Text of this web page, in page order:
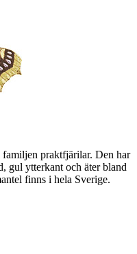
familjen praktfjärilar. Den har
gul ytterkant och äter bland
finns i hela Sverige.